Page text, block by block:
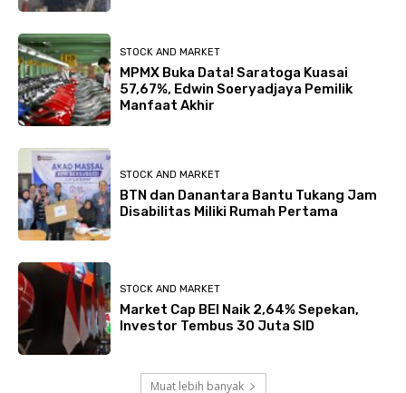
STOCK AND MARKET
MPMX Buka Data! Saratoga Kuasai
57,67%, Edwin Soeryadjaya Pemilik
Manfaat Akhir
STOCK AND MARKET
BTN dan Danantara Bantu Tukang Jam
Disabilitas Miliki Rumah Pertama
STOCK AND MARKET
Market Cap BEI Naik 2,64% Sepekan,
Investor Tembus 30 Juta SID
Muat lebih banyak